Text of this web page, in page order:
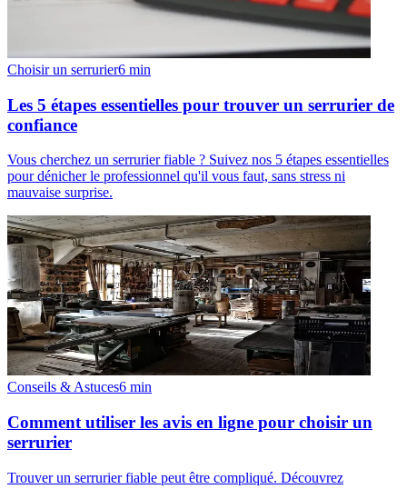
Choisir un serrurier6 min
Les 5 étapes essentielles pour trouver un serrurier de
confiance
Vous cherchez un serrurier fiable ? Suivez nos 5 étapes essentielles
pour dénicher le professionnel qu'il vous faut, sans stress ni
mauvaise surprise.
Conseils & Astuces6 min
Comment utiliser les avis en ligne pour choisir un
serrurier
Trouver un serrurier fiable peut être compliqué. Découvrez